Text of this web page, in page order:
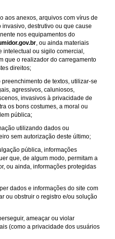
aos anexos, arquivos com vírus de
destrutivo ou que cause
nos equipamentos do
, ou ainda materiais
ou sigilo comercial,
que o realizador do carregamento
direitos;
de textos, utilizar-se
agressivos, caluniosos,
invasivos à privacidade de
os bons costumes, a moral ou
pública;
utilizando dados ou
sem autorização deste último;
pública, informações
que, de algum modo, permitam a
ou ainda, informações protegidas
dados e informações do site com
ou obstruir o registro e/ou solução
ameaçar ou violar
(como a privacidade dos usuários